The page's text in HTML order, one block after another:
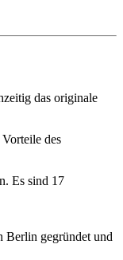
das originale
des
Es sind 17
Berlin gegründet und